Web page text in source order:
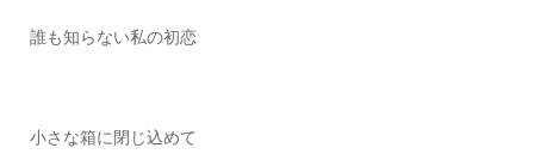
誰も知らない私の初恋
小さな箱に閉じ込めて